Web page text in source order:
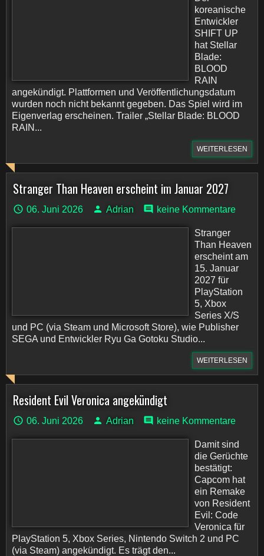
koreanische
Entwickler
SHIFT UP
hat Stellar
Blade:
BLOOD
RAIN
angekündigt. Plattformen und Veröffentlichungsdatum
wurden noch nicht bekannt gegeben. Das Spiel wird im
Eigenverlag erscheinen. Trailer „Stellar Blade: BLOOD
RAIN...
WEITERLESEN
Stranger Than Heaven erscheint im Januar 2027
06. Juni 2026 Adrian keine Kommentare
Stranger
Than Heaven
erscheint am
15. Januar
2027 für
PlayStation
5, Xbox
Series X/S
und PC (via Steam und Microsoft Store), wie Publisher
SEGA und Entwickler Ryu Ga Gotoku Studio...
WEITERLESEN
Resident Evil Veronica angekündigt
06. Juni 2026 Adrian keine Kommentare
Damit sind
die Gerüchte
bestätigt:
Capcom hat
ein Remake
von Resident
Evil: Code
Veronica für
PlayStation 5, Xbox Series, Nintendo Switch 2 und PC
(via Steam) angekündigt. Es trägt den...